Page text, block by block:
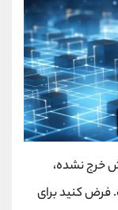
خرج نشده،
فرض کنید برای